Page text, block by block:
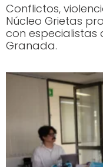
Conflictos,
Núcleo Grietas
con especialistas
Granada.